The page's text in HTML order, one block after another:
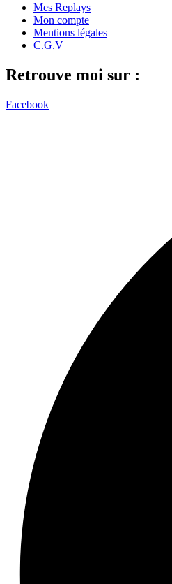
Mes Replays
Mon compte
Mentions légales
C.G.V
Retrouve moi sur :
Facebook